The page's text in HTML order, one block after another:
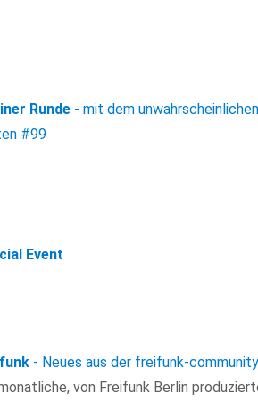
Runde - mit dem
#99
Event
- Neues aus der freifunk-community
von Freifunk Berlin